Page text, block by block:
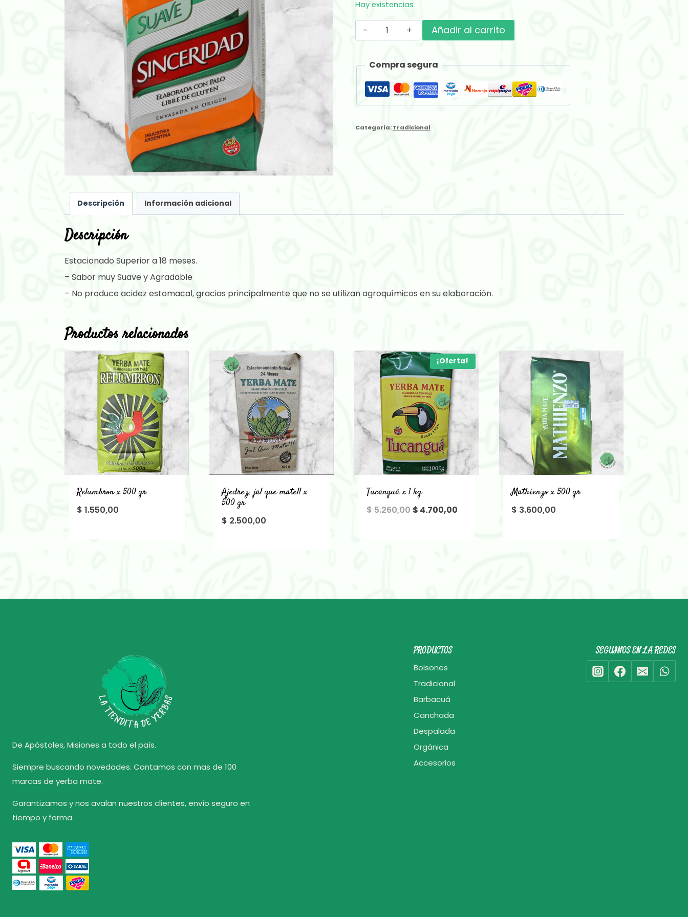
Hay existencias
Sinceridad
Suave
x
gr
Añadir al carrito
Compra segura
Categoría:Tradicional
Descripción Información adicional
Descripción
Estacionado Superior a 18 meses.
– Sabor muy Suave y Agradable
– No produce acidez estomacal, gracias principalmente que no se utilizan agroquímicos en su elaboración.
Productos relacionados
Relumbron x 500 gr
$ 1.550,00
Ajedrez, ja! que mate!! x
500 gr
$ 2.500,00
¡Oferta!
Tucanguá x 1 kg
$5.260,00 El
$ 4.700,00
Mathienzo x 500 gr
$ 3.600,00
De Apóstoles, Misiones a todo el país.
Siempre buscando novedades. Contamos con mas de 100
marcas de yerba mate.
Garantizamos y nos avalan nuestros clientes, envío seguro en
tiempo y forma.
PRODUCTOS
Bolsones
Tradicional
Barbacuá
Canchada
Despalada
Orgánica
Accesorios
SEGUINOS EN LA REDES